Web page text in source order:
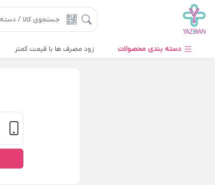
دسته بندی محصولات زود مصرف ها با قیمت کمتر